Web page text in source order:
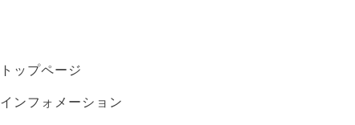
トップページ
インフォメーション